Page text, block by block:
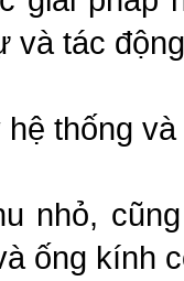
và tác
thống
nhỏ,
ống kính